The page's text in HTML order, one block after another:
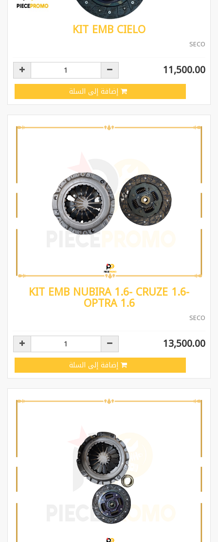
KIT EMB CIELO
SECO
11,500.00
إضافة إلى السلة
KIT EMB NUBIRA 1.6- CRUZE 1.6-
OPTRA 1.6
SECO
13,500.00
إضافة إلى السلة